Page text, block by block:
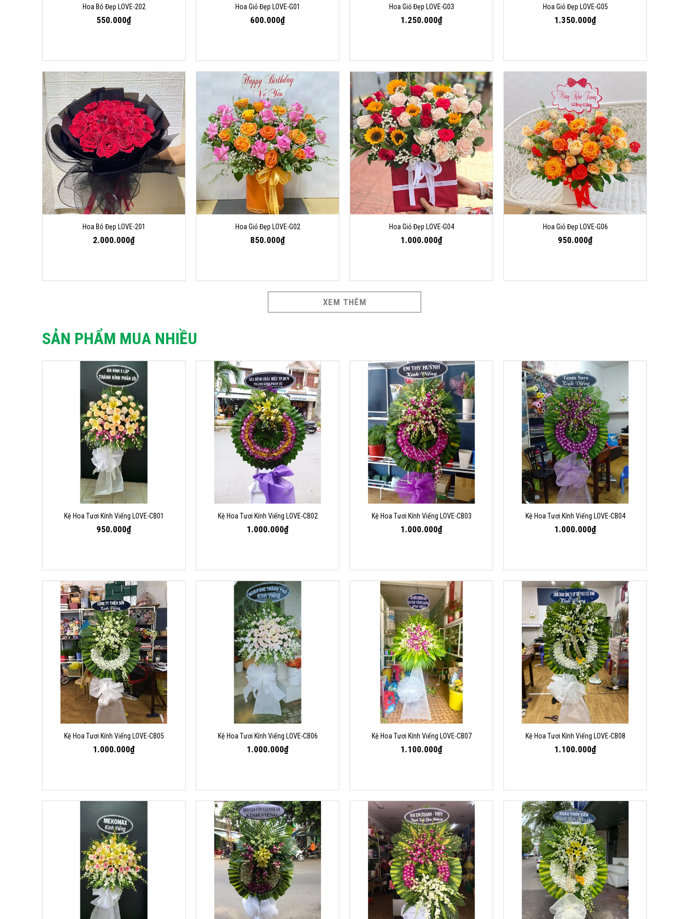
Hoa Bó Đẹp LOVE-202
550.000₫
Hoa Bó Đẹp LOVE-201
2.000.000₫
Hoa Giỏ Đẹp LOVE-G01
600.000₫
Hoa Giỏ Đẹp LOVE-G02
850.000₫
Hoa Giỏ Đẹp LOVE-G03
1.250.000₫
Hoa Giỏ Đẹp LOVE-G04
1.000.000₫
Hoa Giỏ Đẹp LOVE-G05
1.350.000₫
Hoa Giỏ Đẹp LOVE-G06
950.000₫
XEM THÊM
SẢN PHẨM MUA NHIỀU
Kệ Hoa Tươi Kính Viếng LOVE-CB01
950.000₫
Kệ Hoa Tươi Kính Viếng LOVE-CB02
1.000.000₫
Kệ Hoa Tươi Kính Viếng LOVE-CB03
1.000.000₫
Kệ Hoa Tươi Kính Viếng LOVE-CB04
1.000.000₫
Kệ Hoa Tươi Kính Viếng LOVE-CB05
1.000.000₫
Kệ Hoa Tươi Kính Viếng LOVE-CB06
1.000.000₫
Kệ Hoa Tươi Kính Viếng LOVE-CB07
1.100.000₫
Kệ Hoa Tươi Kính Viếng LOVE-CB08
1.100.000₫